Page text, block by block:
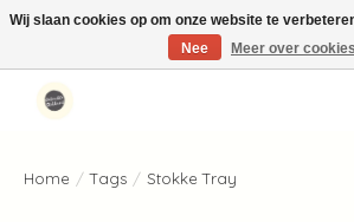
Standaard verzending binnen 1-2 werkdagen in
Home / Tags / Stokke Tray
Wij slaan cookies op om onze website te
Nee
Meer over